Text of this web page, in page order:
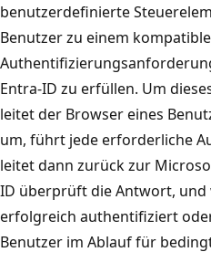
benutzerdefinierte
Benutzer zu einem
Entra-ID zu erfüllen. Um
leitet der Browser eines
um, führt jede erforderliche
leitet dann zurück zur
ID überprüft die Antwort, und
erfolgreich authentifiziert
Benutzer im Ablauf für